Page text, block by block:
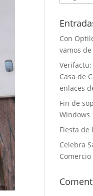
Con
vamos
Casa de
enlaces
Fin de
Windows
Fiesta de
Celebra